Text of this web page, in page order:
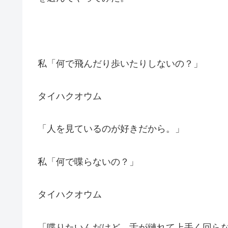
私「何で飛んだり歩いたりしないの？」
タイハクオウム
「人を見ているのが好きだから。」
私「何で喋らないの？」
タイハクオウム